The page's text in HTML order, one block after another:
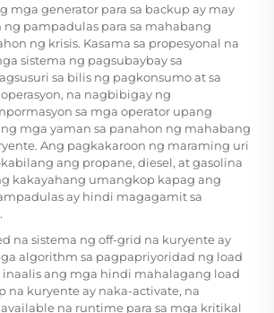
mga generator para sa backup ay may
pampadulas para sa mahabang
ng krisis. Kasama sa propesyonal na
sistema ng pagsubaybay sa
sa bilis ng pagkonsumo at sa
na nagbibigay ng
sa mga operator upang
mga yaman sa panahon ng mahabang
Ang pagkakaroon ng maraming uri
ang propane, diesel, at gasolina
kakayahang umangkop kapag ang
ay hindi magagamit sa
na sistema ng off-grid na kuryente ay
algorithm sa pagpapriyoridad ng load
ang mga hindi mahalagang load
na kuryente ay naka-activate, na
na runtime para sa mga kritikal